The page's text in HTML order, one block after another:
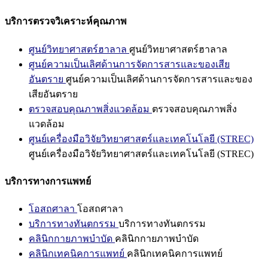
บริการตรวจวิเคราะห์คุณภาพ
ศูนย์วิทยาศาสตร์ฮาลาล ศูนย์วิทยาศาสตร์ฮาลาล
ศูนย์ความเป็นเลิศด้านการจัดการสารและของเสีย
อันตราย ศูนย์ความเป็นเลิศด้านการจัดการสารและของ
เสียอันตราย
ตรวจสอบคุณภาพสิ่งแวดล้อม ตรวจสอบคุณภาพสิ่ง
แวดล้อม
ศูนย์เครื่องมือวิจัยวิทยาศาสตร์และเทคโนโลยี (STREC)
ศูนย์เครื่องมือวิจัยวิทยาศาสตร์และเทคโนโลยี (STREC)
บริการทางการแพทย์
โอสถศาลา โอสถศาลา
บริการทางทันตกรรม บริการทางทันตกรรม
คลินิกกายภาพบำบัด คลินิกกายภาพบำบัด
คลินิกเทคนิคการแพทย์ คลินิกเทคนิคการแพทย์